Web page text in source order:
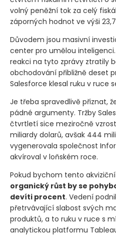
volný peněžní tok za celý
záporných hodnot ve výši
Důvodem jsou masivní
center pro umělou
reakci na tyto zprávy ztratily
obchodování přibližně deset
Salesforce klesal ruku v ruce
Je třeba spravedlivě přiznat,
pádné argumenty. Tržby
čtvrtletí sice meziročně
miliardy dolarů, avšak 444
vygenerovala společnost
akvíroval v loňském roce.
Pokud bychom tento
organický růst by se
devíti procent. Vedení
přetrvávající slabost svých
produktů, a to ruku v ruce s
analytickou platformu